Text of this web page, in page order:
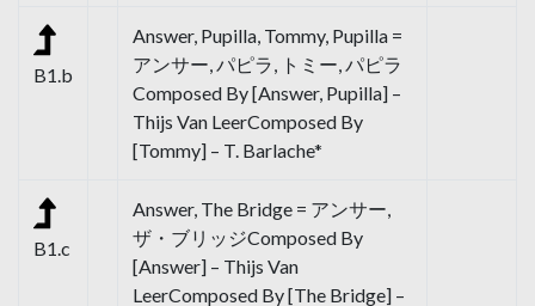
B1.b
Answer, Pupilla, Tommy, Pupilla =
アンサー, パピラ, トミー, パピラ
Composed By [Answer, Pupilla] –
Thijs Van LeerComposed By
[Tommy] – T. Barlache*
B1.c
Answer, The Bridge = アンサー,
ザ・ブリッジComposed By
[Answer] – Thijs Van
LeerComposed By [The Bridge] –